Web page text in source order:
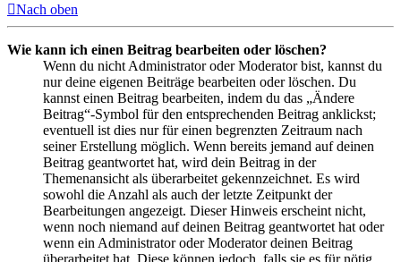
Nach oben
Wie kann ich einen Beitrag bearbeiten oder löschen?
Wenn du nicht Administrator oder Moderator bist, kannst du
nur deine eigenen Beiträge bearbeiten oder löschen. Du
kannst einen Beitrag bearbeiten, indem du das „Ändere
Beitrag“-Symbol für den entsprechenden Beitrag anklickst;
eventuell ist dies nur für einen begrenzten Zeitraum nach
seiner Erstellung möglich. Wenn bereits jemand auf deinen
Beitrag geantwortet hat, wird dein Beitrag in der
Themenansicht als überarbeitet gekennzeichnet. Es wird
sowohl die Anzahl als auch der letzte Zeitpunkt der
Bearbeitungen angezeigt. Dieser Hinweis erscheint nicht,
wenn noch niemand auf deinen Beitrag geantwortet hat oder
wenn ein Administrator oder Moderator deinen Beitrag
überarbeitet hat. Diese können jedoch, falls sie es für nötig